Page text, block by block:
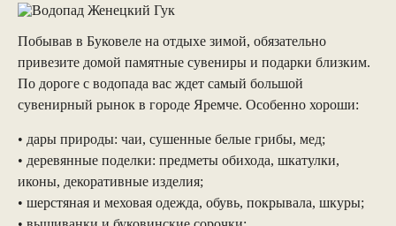
Побывав в Буковеле на отдыхе зимой, обязательно
привезите домой памятные сувениры и подарки близким.
По дороге с водопада вас ждет самый большой
сувенирный рынок в городе Яремче. Особенно хороши:
• дары природы: чаи, сушенные белые грибы, мед;
• деревянные поделки: предметы обихода, шкатулки,
иконы, декоративные изделия;
• шерстяная и меховая одежда, обувь, покрывала, шкуры;